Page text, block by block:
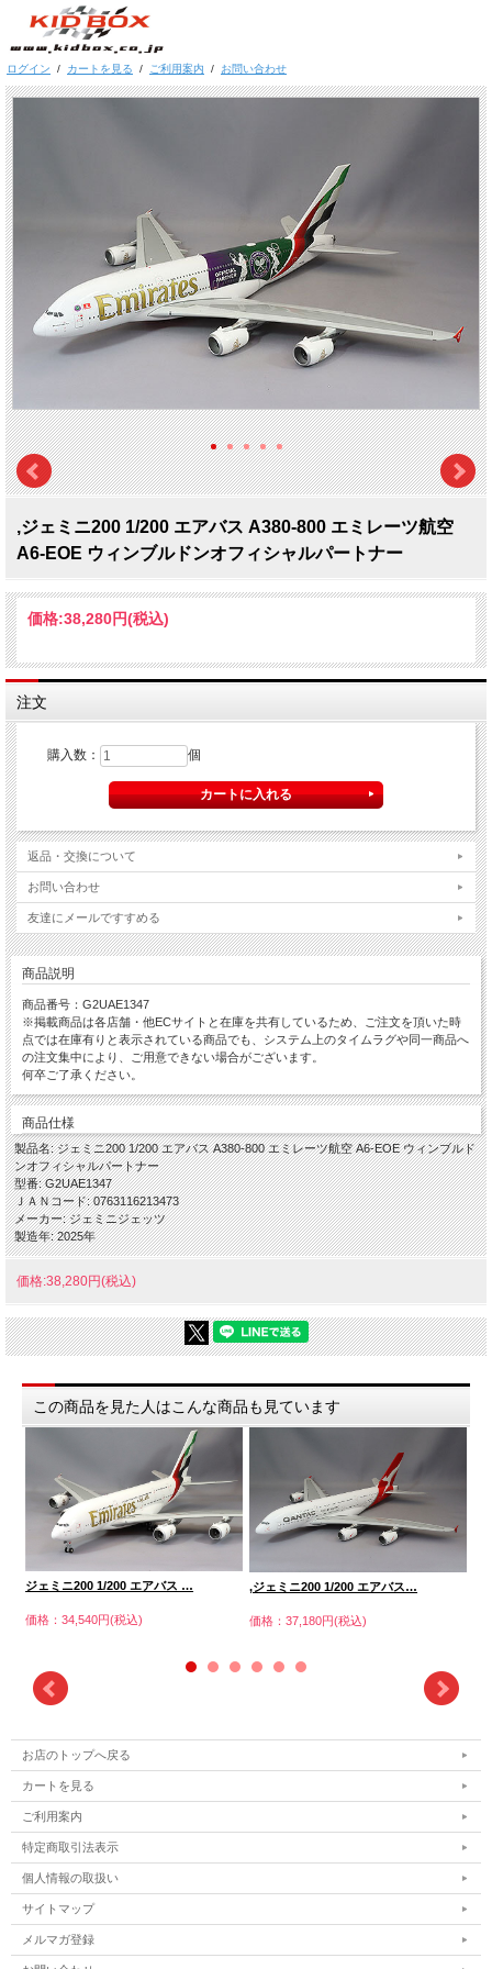
ログイン / カートを見る / ご利用案内 / お問い合わせ
,ジェミニ200 1/200 エアバス A380-800 エミレーツ航空
A6-EOE ウィンブルドンオフィシャルパートナー
価格:38,280円(税込)
注文
購入数： 個
返品・交換について
お問い合わせ
友達にメールですすめる
商品説明
商品番号：G2UAE1347
※掲載商品は各店舗・他ECサイトと在庫を共有しているため、ご注文を頂いた時
点では在庫有りと表示されている商品でも、システム上のタイムラグや同一商品へ
の注文集中により、ご用意できない場合がございます。
何卒ご了承ください。
商品仕様
製品名: ジェミニ200 1/200 エアバス A380-800 エミレーツ航空 A6-EOE ウィンブルド
ンオフィシャルパートナー
型番: G2UAE1347
ＪＡＮコード: 0763116213473
メーカー: ジェミニジェッツ
製造年: 2025年
価格:38,280円(税込)
この商品を見た人はこんな商品も見ています
ジェミニ200 1/200 エアバス …
価格：34,540円(税込)
,ジェミニ200 1/200 エアバス…
価格：37,180円(税込)
お店のトップへ戻る
カートを見る
ご利用案内
特定商取引法表示
個人情報の取扱い
サイトマップ
メルマガ登録